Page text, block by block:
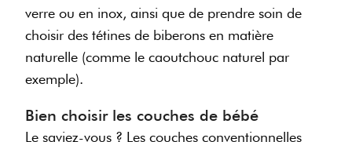
verre ou en inox, ainsi que de prendre soin de
choisir des tétines de biberons en matière
naturelle (comme le caoutchouc naturel par
exemple).
Bien choisir les couches de bébé
Le saviez-vous ? Les couches conventionnelles